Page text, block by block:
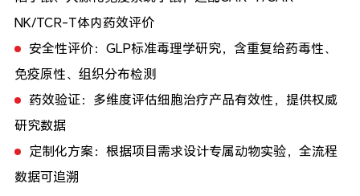
NK/TCR-T体内药效评价
安全性评价：GLP标准毒理学研究，含重复给药毒性、
免疫原性、组织分布检测
药效验证：多维度评估细胞治疗产品有效性，提供权威
研究数据
定制化方案：根据项目需求设计专属动物实验，全流程
数据可追溯